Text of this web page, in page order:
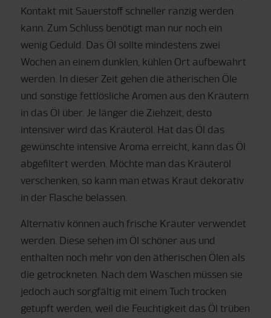
Kontakt mit Sauerstoff schneller ranzig werden
kann. Zum Schluss benötigt man nur noch ein
wenig Geduld. Das Öl sollte mindestens zwei
Wochen an einem dunklen, kühlen Ort aufbewahrt
werden. In dieser Zeit gehen die ätherischen Öle
und sonstige fettlösliche Aromen aus den Kräutern
in das Öl über. Je länger die Ziehzeit, desto
intensiver wird das Kräuteröl. Hat das Öl das
gewünschte intensive Aroma erreicht, kann das Öl
abgefiltert werden. Möchte man das Kräuteröl
verschenken, so kann man etwas Kraut dekorativ
in der Flasche belassen.
Alternativ können auch frische Kräuter verwendet
werden. Diese sehen im Öl schöner aus und
enthalten noch mehr von den ätherischen Ölen als
die getrockneten. Nach dem Waschen müssen sie
jedoch auch sorgfältig mit einem Tuch trocken
getupft werden, weil die Feuchtigkeit das Öl trüben